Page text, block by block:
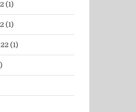
(1)
(1)
(1)